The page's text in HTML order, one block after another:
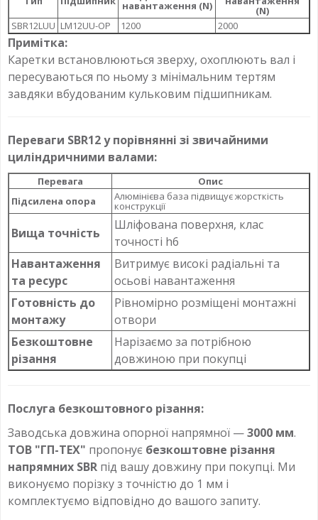
навантаження (N)
(N)
SBR12LUU LM12UU-OP 1200 2000
Примітка:
Каретки встановлюються зверху, охоплюють вал і
пересуваються по ньому з мінімальним тертям
завдяки вбудованим кульковим підшипникам.
Переваги SBR12 у порівнянні зі звичайними
циліндричними валами:
Перевага
Опис
Підсилена опора
Алюмінієва база підвищує жорсткість
конструкції
Вища точність
Шліфована поверхня, клас
точності h6
Навантаження
та ресурс
Витримує високі радіальні та
осьові навантаження
Готовність до
монтажу
Рівномірно розміщені монтажні
отвори
Безкоштовне
різання
Нарізаємо за потрібною
довжиною при покупці
Послуга безкоштовного різання:
Заводська довжина опорної напрямної —3000 мм.
ТОВ "ГП-ТЕХ" пропонує безкоштовне різання
напрямних SBR під вашу довжину при покупці. Ми
виконуємо порізку з точністю до 1 мм і
комплектуємо відповідно до вашого запиту.